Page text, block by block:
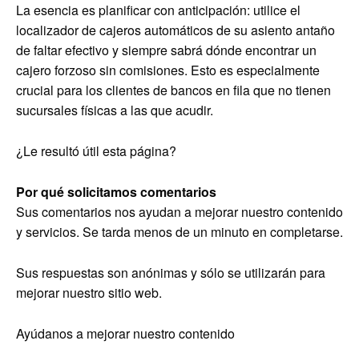
La esencia es planificar con anticipación: utilice el
localizador de cajeros automáticos de su asiento antaño
de faltar efectivo y siempre sabrá dónde encontrar un
cajero forzoso sin comisiones. Esto es especialmente
crucial para los clientes de bancos en fila que no tienen
sucursales físicas a las que acudir.
¿Le resultó útil esta página?
Por qué solicitamos comentarios
Sus comentarios nos ayudan a mejorar nuestro contenido
y servicios. Se tarda menos de un minuto en completarse.
Sus respuestas son anónimas y sólo se utilizarán para
mejorar nuestro sitio web.
Ayúdanos a mejorar nuestro contenido